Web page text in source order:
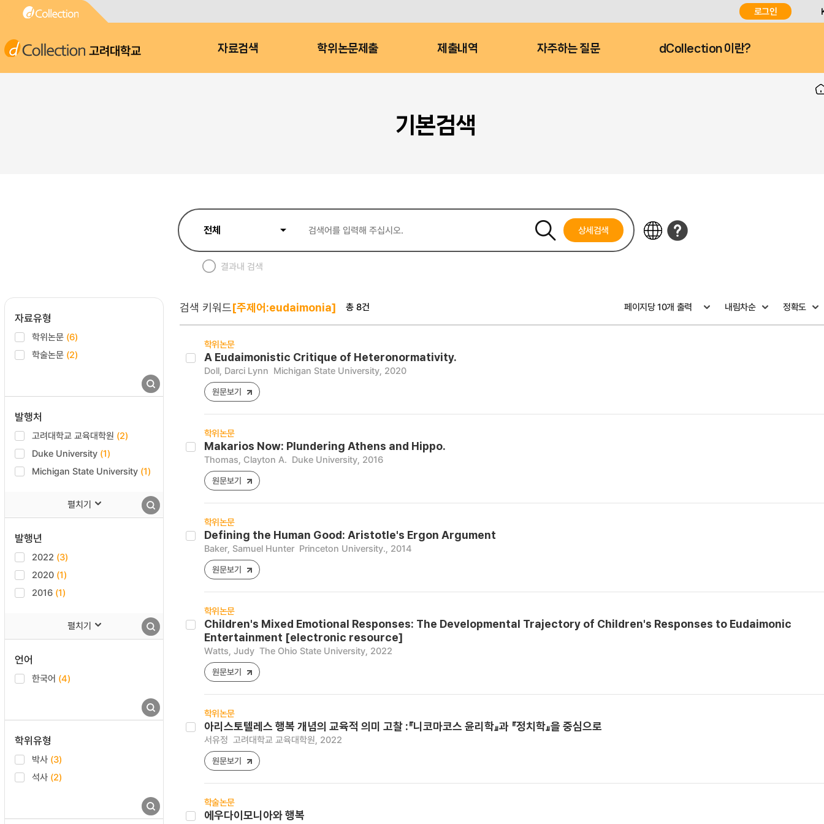
로그인
고려대학교 자료검색 학위논문제출 제출내역 자주하는 질문 dCollection 이란?
기본검색
상세검색
결과내 검색
자료유형
학위논문 (6)
학술논문 (2)
발행처
고려대학교 교육대학원 (2)
Duke University (1)
Michigan State University (1)
펼치기
발행년
2022 (3)
2020 (1)
2016 (1)
펼치기
언어
한국어 (4)
학위유형
박사 (3)
석사 (2)
검색 키워드[주제어:eudaimonia] 총 8건
학위논문
A Eudaimonistic Critique of Heteronormativity.
Doll, Darci Lynn Michigan State University, 2020
원문보기
학위논문
Makarios Now: Plundering Athens and Hippo.
Thomas, Clayton A. Duke University, 2016
원문보기
학위논문
Defining the Human Good: Aristotle's Ergon Argument
Baker, Samuel Hunter Princeton University., 2014
원문보기
학위논문
Children's Mixed Emotional Responses: The Developmental Trajectory of Children's Responses to Eudaimonic
Entertainment [electronic resource]
Watts, Judy The Ohio State University, 2022
원문보기
학위논문
아리스토텔레스 행복 개념의 교육적 의미 고찰 :『니코마코스 윤리학』과 『정치학』을 중심으로
서유정 고려대학교 교육대학원, 2022
원문보기
학술논문
에우다이모니아와 행복